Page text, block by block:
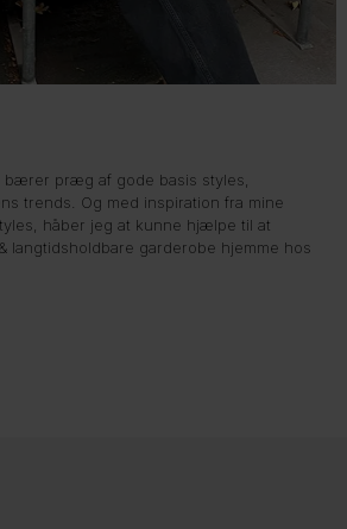
bærer præg af gode basis styles,
trends. Og med inspiration fra mine
håber jeg at kunne hjælpe til at
langtidsholdbare garderobe hjemme hos